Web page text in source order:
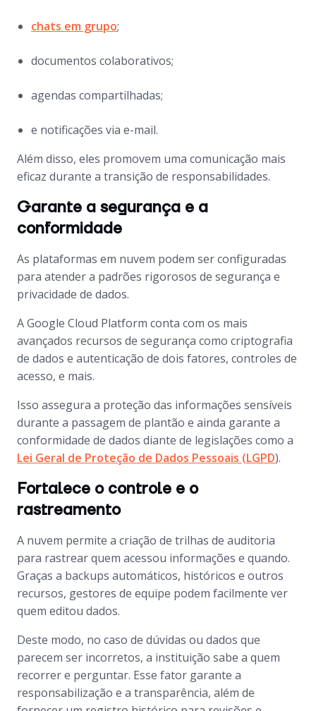
chats em grupo;
documentos colaborativos;
agendas compartilhadas;
e notificações via e-mail.
Além disso, eles promovem uma comunicação mais
eficaz durante a transição de responsabilidades.
Garante a segurança e a
conformidade
As plataformas em nuvem podem ser configuradas
para atender a padrões rigorosos de segurança e
privacidade de dados.
A Google Cloud Platform conta com os mais
avançados recursos de segurança como criptografia
de dados e autenticação de dois fatores, controles de
acesso, e mais.
Isso assegura a proteção das informações sensíveis
durante a passagem de plantão e ainda garante a
conformidade de dados diante de legislações como a
Lei Geral de Proteção de Dados Pessoais (LGPD).
Fortalece o controle e o
rastreamento
A nuvem permite a criação de trilhas de auditoria
para rastrear quem acessou informações e quando.
Graças a backups automáticos, históricos e outros
recursos, gestores de equipe podem facilmente ver
quem editou dados.
Deste modo, no caso de dúvidas ou dados que
parecem ser incorretos, a instituição sabe a quem
recorrer e perguntar. Esse fator garante a
responsabilização e a transparência, além de